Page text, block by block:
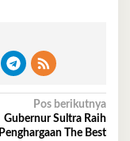
Pos berikutnya
Gubernur Sultra Raih
Penghargaan The Best